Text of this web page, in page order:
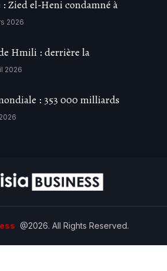
: Zied el-Heni condamné à
2026
Hmili : derrière la
2026
: 353 000 milliards
@2026. All Rights Reserved.